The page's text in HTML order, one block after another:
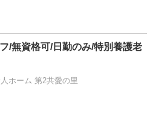
/無資格可/日勤のみ/特別養護老
ホーム 第2共愛の里